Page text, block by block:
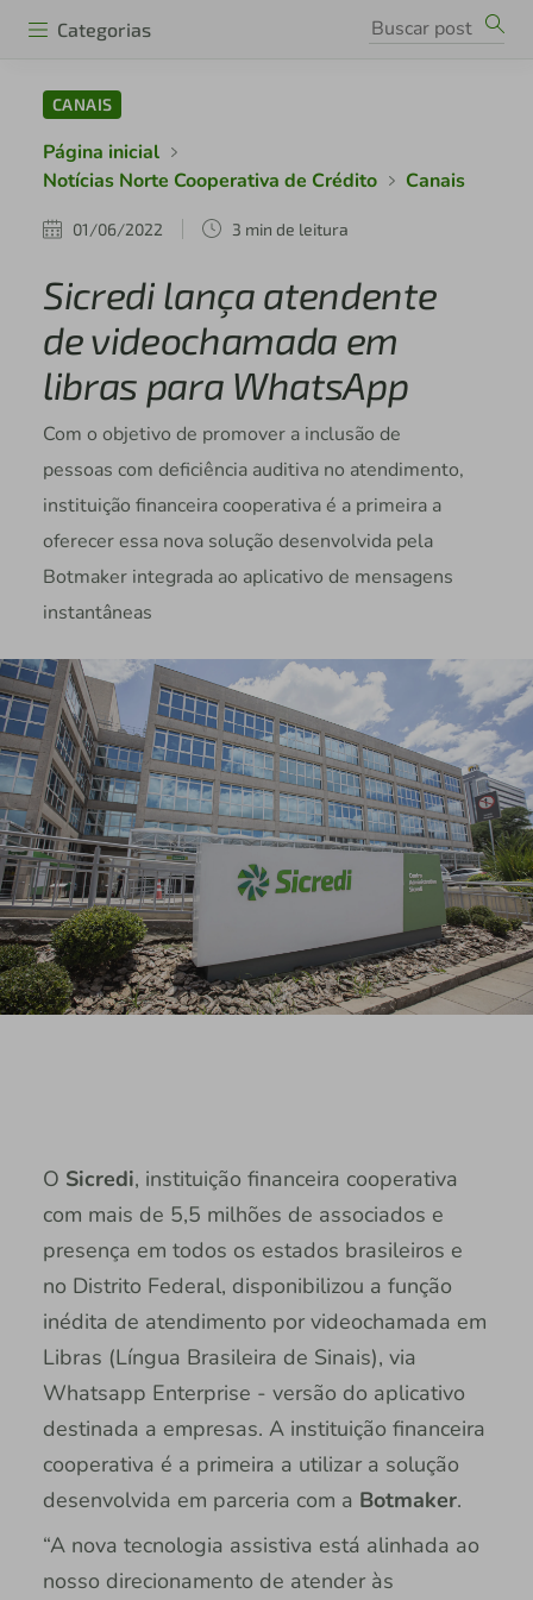
Categorias
CANAIS
Página inicial
Notícias Norte Cooperativa de Crédito
Canais
01/06/2022 3 min de leitura
Sicredi lança atendente
de videochamada em
libras para WhatsApp
Com o objetivo de promover a inclusão de
pessoas com deficiência auditiva no atendimento,
instituição financeira cooperativa é a primeira a
oferecer essa nova solução desenvolvida pela
Botmaker integrada ao aplicativo de mensagens
instantâneas
O Sicredi, instituição financeira cooperativa
com mais de 5,5 milhões de associados e
presença em todos os estados brasileiros e
no Distrito Federal, disponibilizou a função
inédita de atendimento por videochamada em
Libras (Língua Brasileira de Sinais), via
Whatsapp Enterprise - versão do aplicativo
destinada a empresas. A instituição financeira
cooperativa é a primeira a utilizar a solução
desenvolvida em parceria com a Botmaker.
“A nova tecnologia assistiva está alinhada ao
nosso direcionamento de atender às